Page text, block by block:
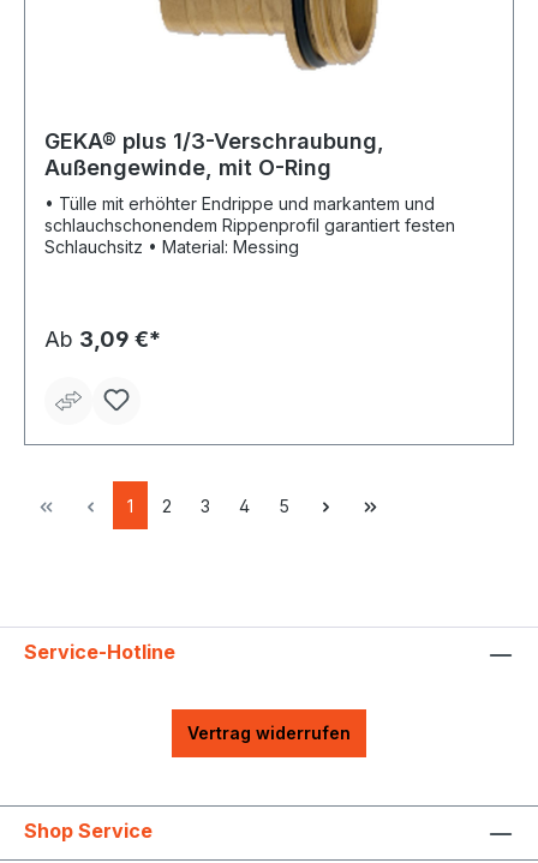
GEKA® plus 1/3-Verschraubung,
Außengewinde, mit O-Ring
• Tülle mit erhöhter Endrippe und markantem und
schlauchschonendem Rippenprofil garantiert festen
Schlauchsitz • Material: Messing
Ab 3,09 €*
1 2 3 4 5
Service-Hotline
Vertrag widerrufen
Shop Service